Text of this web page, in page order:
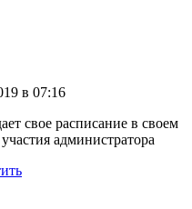
в 07:16
свое расписание в своем
администратора